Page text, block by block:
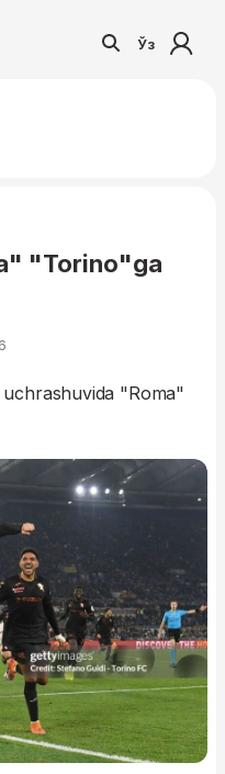
Ўз
"Torino"ga
"Roma"